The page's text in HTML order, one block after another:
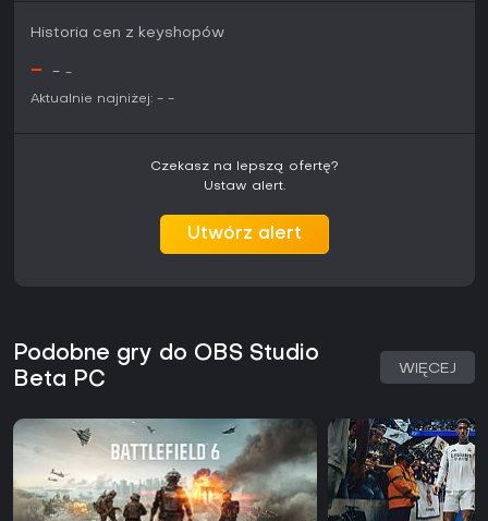
Historia cen z keyshopów
- - -
Aktualnie najniżej: - -
Czekasz na lepszą ofertę?
Ustaw alert.
Utwórz alert
Podobne gry do OBS Studio
Beta PC
WIĘCEJ